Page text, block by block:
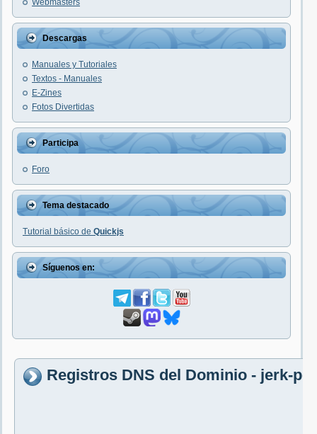
Webmasters
Descargas
Manuales y Tutoriales
Textos - Manuales
E-Zines
Fotos Divertidas
Participa
Foro
Tema destacado
Tutorial básico de Quickjs
Síguenos en:
Registros DNS del Dominio - jerk-